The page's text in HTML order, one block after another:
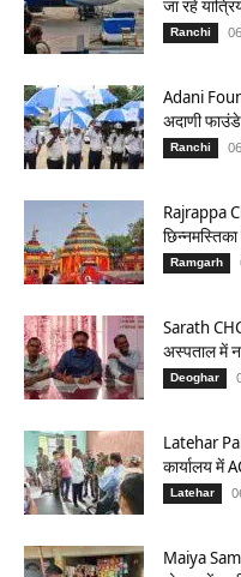
जा रहे
Ranchi
Adani
अदाणी
Ranchi
Rajrappa
Ramgarh
Sarath
अस्पताल में
Deoghar
Latehar
कार्यालय में
Latehar
Maiya